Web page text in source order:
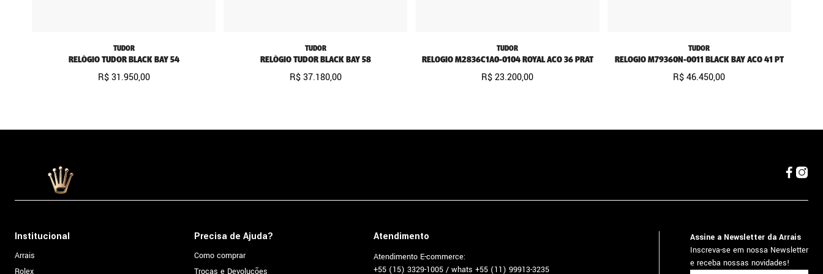
TUDOR
RELÓGIO TUDOR BLACK BAY 54
R$ 31.950,00
TUDOR
RELÓGIO TUDOR BLACK BAY 58
R$37.180,00
TUDOR
RELOGIO M2836C1A0-0104 ROYAL ACO 36 PRAT
R$23.200,00
TUDOR
RELOGIO M79360N-0011 BLACK BAY ACO 41 PT
R$ 46.450,00
Institucional
Arrais
Rolex
Precisa de Ajuda?
Como comprar
Trocas e Devoluções
Atendimento
Atendimento E-commerce:
+55 (15) 3329-1005 / whats +55 (11) 99913-3235
Assine a Newsletter da Arrais
Inscreva-se em nossa Newsletter
e receba nossas novidades!